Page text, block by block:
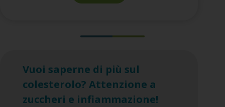
Vuoi saperne di più sul
colesterolo? Attenzione a
zuccheri e infiammazione!